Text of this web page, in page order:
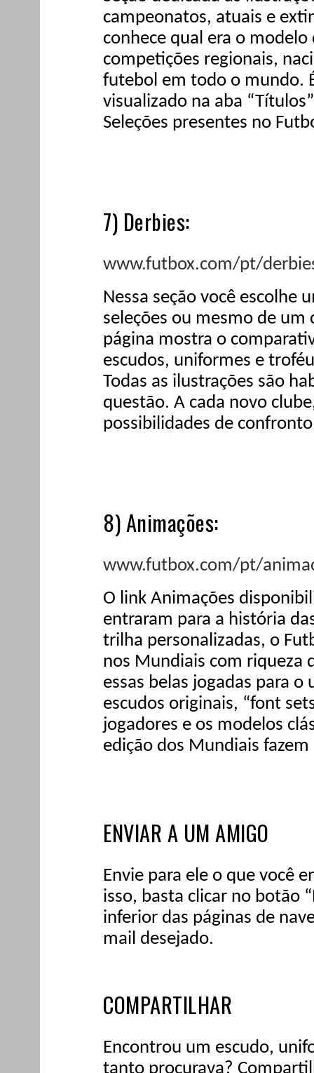
campeonatos, atuais e
conhece qual era o
competições regionais,
futebol em todo o mundo.
visualizado na aba
Seleções presentes no
7) Derbies:
www.futbox.com/pt/
Nessa seção você escolhe
seleções ou mesmo de um
página mostra o
escudos, uniformes e
Todas as ilustrações são
questão. A cada novo
possibilidades de
8) Animações:
www.futbox.com/pt/
O link Animações
entraram para a história
trilha personalizadas, o
nos Mundiais com riqueza
essas belas jogadas para
escudos originais, “font
jogadores e os modelos
edição dos Mundiais
ENVIAR A UM AMIGO
Envie para ele o que você
isso, basta clicar no botão
inferior das páginas de
mail desejado.
COMPARTILHAR
Encontrou um escudo,
tanto procurava?